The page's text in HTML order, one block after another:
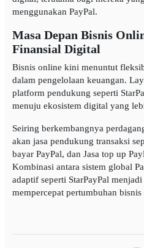
menggunakan PayPal.
Masa Depan Bisnis
Finansial Digital
Bisnis online kini menuntut
dalam pengelolaan keuangan.
platform pendukung seperti
menuju ekosistem digital yang
Seiring berkembangnya
akan jasa pendukung transaksi
bayar PayPal, dan Jasa top up
Kombinasi antara sistem global
adaptif seperti StarPayPal
mempercepat pertumbuhan